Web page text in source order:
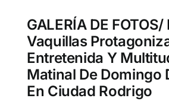
GALERÍA DE FOTOS/
Vaquillas
Entretenida Y
Matinal De Domingo
En Ciudad Rodrigo